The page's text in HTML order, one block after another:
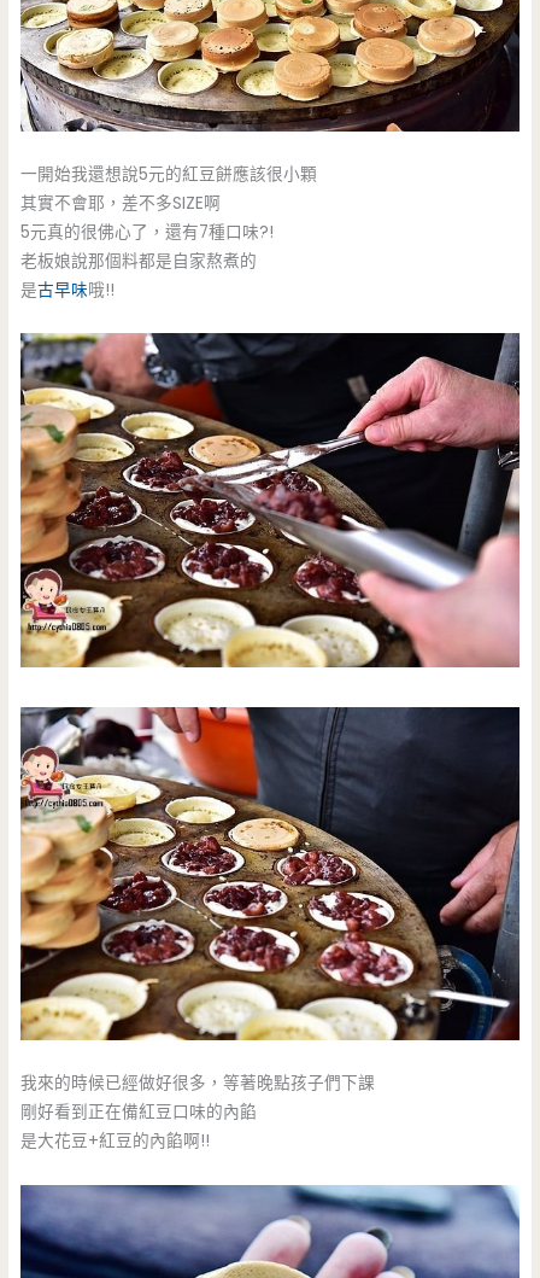
一開始我還想說5元的紅豆餅應該很小顆
其實不會耶，差不多SIZE啊
5元真的很佛心了，還有7種口味?!
老板娘說那個料都是自家熬煮的
是古早味哦!!
我來的時候已經做好很多，等著晚點孩子們下課
剛好看到正在備紅豆口味的內餡
是大花豆+紅豆的內餡啊!!